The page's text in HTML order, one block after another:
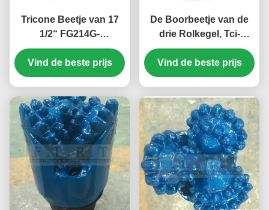
Tricone Beetje van 17
1/2“ FG214G-
Staaltand/Straal
Goedgekeurde
Boorbeetjes ISO 9001
Vind de beste prijs
De Boorbeetje van de
drie Rolkegel, Tci-
Boorbeetje 8 1/2 FA126
voor de Boring van de
Waterput
Vind de beste prijs